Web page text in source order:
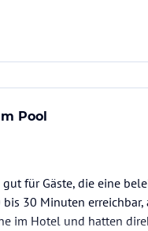
sprühte…
Pool
für Gäste, die eine
30 Minuten
im Hotel und hatten